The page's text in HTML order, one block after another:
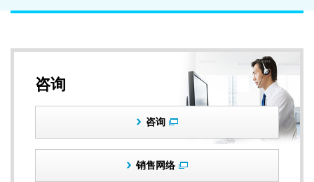
咨询
咨询
销售网络